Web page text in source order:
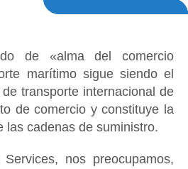
de «alma del comercio
marítimo sigue siendo el
transporte internacional de
de comercio y constituye la
las cadenas de suministro.
nos preocupamos,